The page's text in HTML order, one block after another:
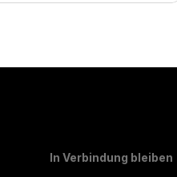
In Verbindung bleiben